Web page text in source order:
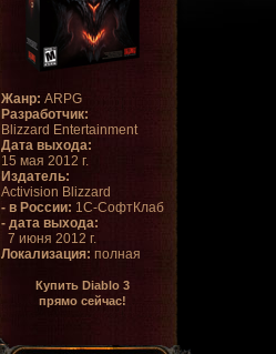
Жанр: ARPG
Разработчик:
Blizzard Entertainment
Дата выхода:
15 мая 2012 г.
Издатель:
Activision Blizzard
- в России: 1С-СофтКлаб
- дата выхода:
7 июня 2012 г.
Локализация: полная
Купить Diablo 3
прямо сейчас!